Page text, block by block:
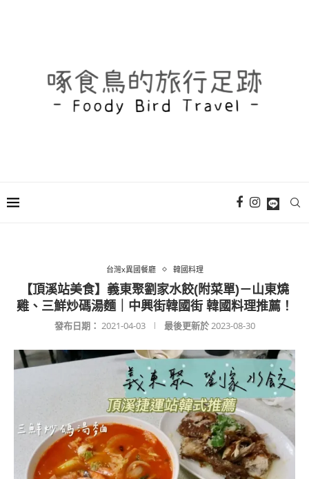
台灣x異國餐廳 韓國料理
【頂溪站美食】義東聚劉家水餃(附菜單)－山東燒
雞、三鮮炒碼湯麵｜中興街韓國街 韓國料理推薦！
發布日期： 2021-04-03 最後更新於2023-08-30